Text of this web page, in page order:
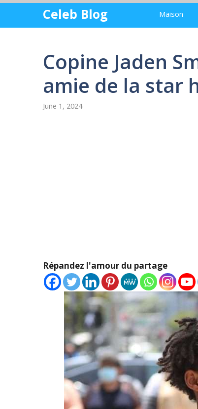
Skip
content
Celeb Blog Maison
Copine Jaden
amie de la star
June 1, 2024
Répandez l'amour du partage